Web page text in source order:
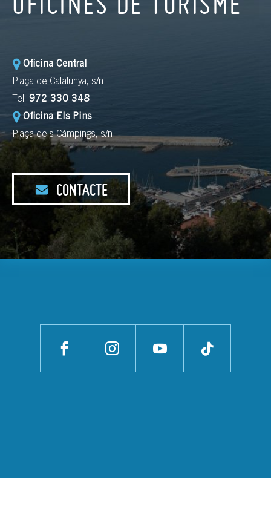
Oficina Central
Plaça de Catalunya, s/n
Tel: 972 330 348
Oficina Els Pins
Plaça dels Càmpings, s/n
CONTACTE